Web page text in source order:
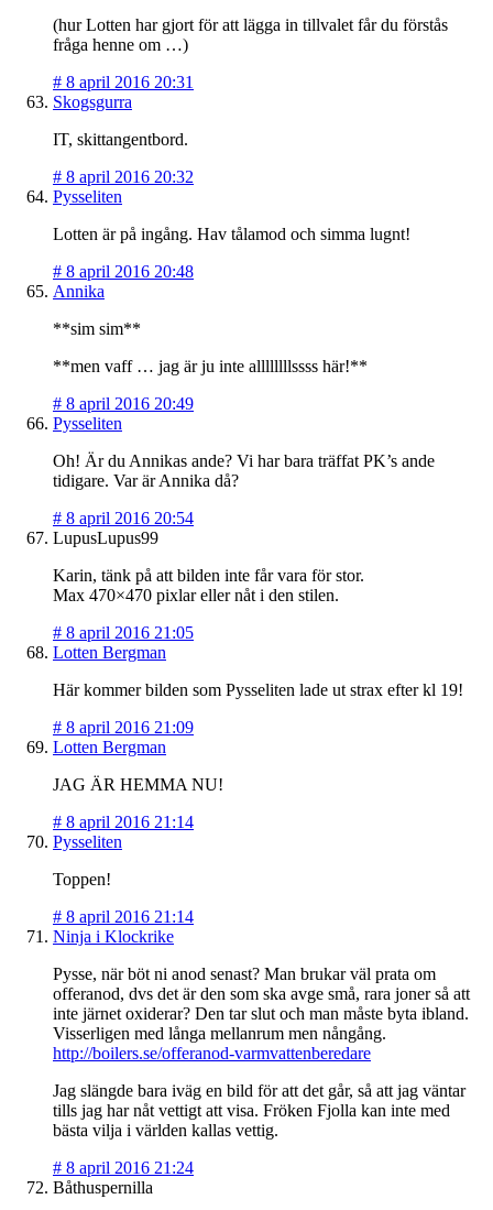
(hur Lotten har gjort för att lägga in tillvalet får du förstås
fråga henne om …)
# 8 april 2016 20:31
Skogsgurra
IT, skittangentbord.
# 8 april 2016 20:32
Pysseliten
Lotten är på ingång. Hav tålamod och simma lugnt!
# 8 april 2016 20:48
Annika
**sim sim**
**men vaff … jag är ju inte allllllllssss här!**
# 8 april 2016 20:49
Pysseliten
Oh! Är du Annikas ande? Vi har bara träffat PK’s ande
tidigare. Var är Annika då?
# 8 april 2016 20:54
LupusLupus99
Karin, tänk på att bilden inte får vara för stor.
Max 470×470 pixlar eller nåt i den stilen.
# 8 april 2016 21:05
Lotten Bergman
Här kommer bilden som Pysseliten lade ut strax efter kl 19!
# 8 april 2016 21:09
Lotten Bergman
JAG ÄR HEMMA NU!
# 8 april 2016 21:14
Pysseliten
Toppen!
# 8 april 2016 21:14
Ninja i Klockrike
Pysse, när böt ni anod senast? Man brukar väl prata om
offeranod, dvs det är den som ska avge små, rara joner så att
inte järnet oxiderar? Den tar slut och man måste byta ibland.
Visserligen med långa mellanrum men nångång.
http://boilers.se/offeranod-varmvattenberedare
Jag slängde bara iväg en bild för att det går, så att jag väntar
tills jag har nåt vettigt att visa. Fröken Fjolla kan inte med
bästa vilja i världen kallas vettig.
# 8 april 2016 21:24
Båthuspernilla